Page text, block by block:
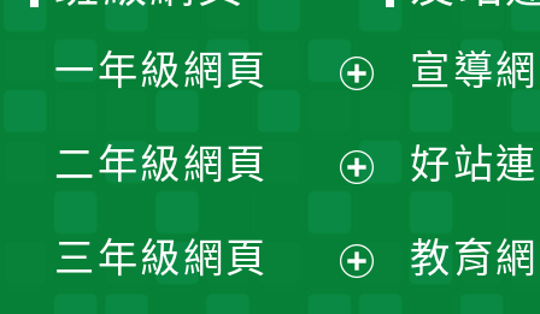
一年級網頁
開
選
二年級網頁
開
三年級網頁
宣導
好站
教育